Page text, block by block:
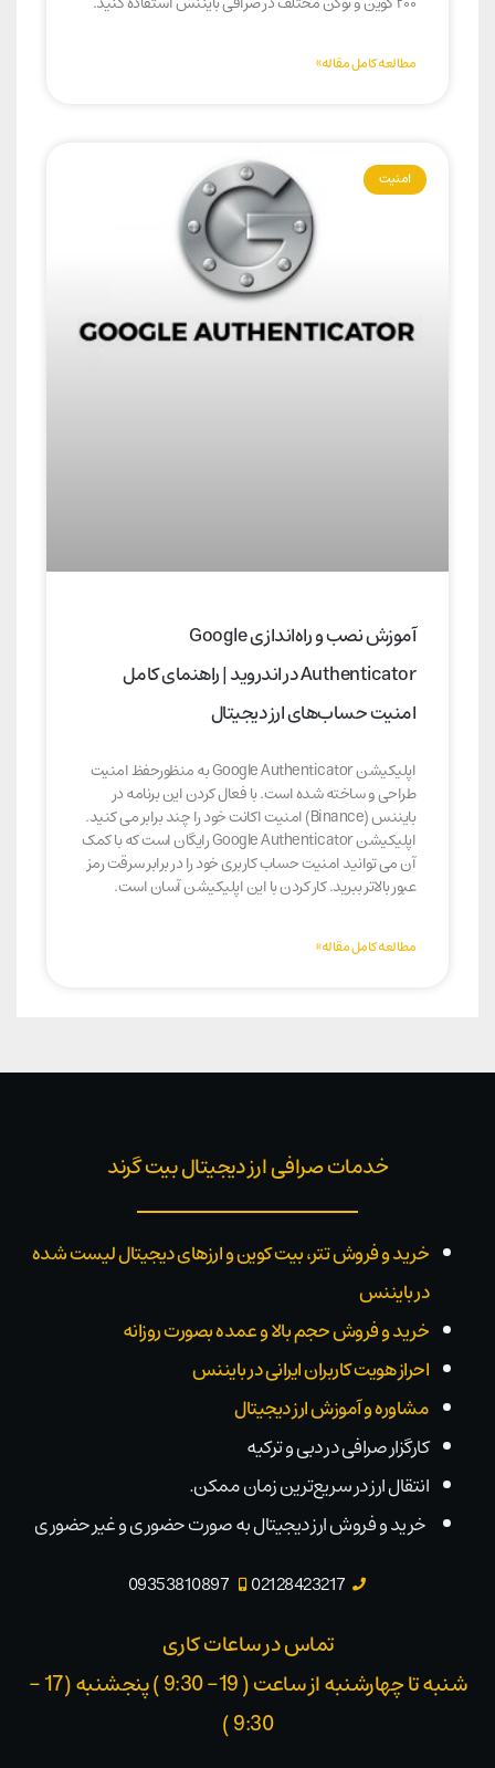
مطالعه کامل مقاله»
امنیت
آموزش نصب و راه‌اندازی Google
Authenticator در اندروید | راهنمای کامل
امنیت حساب‌های ارز دیجیتال
اپلیکیشن Google Authenticator به منظورحفظ امنیت
طراحی و ساخته شده است. با فعال کردن این برنامه در
بایننس (Binance) امنیت اکانت خود را چند برابر می کنید.
اپلیکیشن Google Authenticator رایگان است که با کمک
آن می توانید امنیت حساب کاربری خود را در برابر سرقت رمز
عبور بالاتر ببرید. کار کردن با این اپلیکیشن آسان است.
مطالعه کامل مقاله»
خدمات صرافی ارز دیجیتال بیت گرند
خرید و فروش تتر، بیت کوین و ارزهای دیجیتال لیست شده
در بایننس
خرید و فروش حجم بالا و عمده بصورت روزانه
احراز هویت کاربران ایرانی در بایننس
مشاوره و آموزش ارز دیجیتال
کارگزار صرافی در دبی و ترکیه
انتقال ارز در سریع‌ترین زمان ممکن.
خرید و فروش ارز دیجیتال به صورت حضوری و غیر حضوری
02128423217
09353810897
تماس در ساعات کاری
شنبه تا چهارشنبه از ساعت ( 19- 9:30 ) پنجشنبه (17 -
9:30 )​